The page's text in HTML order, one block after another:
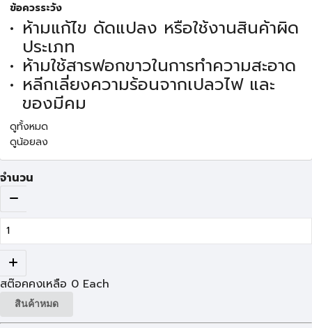
ข้อควรระวัง
ห้ามแก้ไข ดัดแปลง หรือใช้งานสินค้าผิด
ประเภท
ห้ามใช้สารฟอกขาวในการทำความสะอาด
หลีกเลี่ยงความร้อนจากเปลวไฟ และ
ของมีคม
ดูทั้งหมด
ดูน้อยลง
จำนวน
สต๊อคคงเหลือ 0 Each
สินค้าหมด